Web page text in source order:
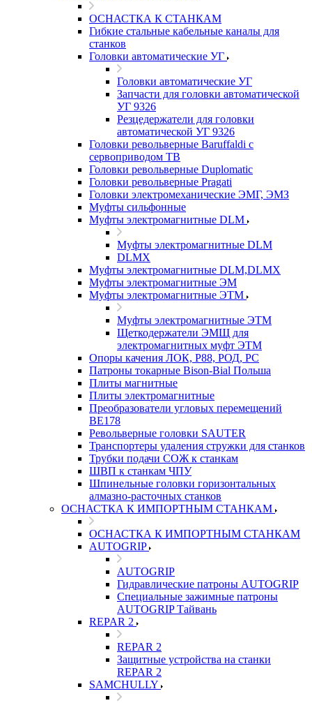
ОСНАСТКА К СТАНКАМ
Гибкие стальные кабельные каналы для
станков
Головки автоматические УГ
Головки автоматические УГ
Запчасти для головки автоматической
УГ 9326
Резцедержатели для головки
автоматической УГ 9326
Головки револьверные Baruffaldi с
сервоприводом ТВ
Головки револьверные Duplomatic
Головки револьверные Pragati
Головки электромеханические ЭМГ, ЭМЗ
Муфты сильфонные
Муфты электромагнитные DLM
Муфты электромагнитные DLM
DLMX
Муфты электромагнитные DLM,DLMX
Муфты электромагнитные ЭМ
Муфты электромагнитные ЭТМ
Муфты электромагнитные ЭТМ
Щеткодержатели ЭМЩ для
электромагнитных муфт ЭТМ
Опоры качения ЛОК, Р88, РОД, РС
Патроны токарные Bison-Bial Польша
Плиты магнитные
Плиты электромагнитные
Преобразователи угловых перемещений
ВЕ178
Револьверные головки SAUTER
Транспортеры удаления стружки для станков
Трубки подачи СОЖ к станкам
ШВП к станкам ЧПУ
Шпинельные головки горизонтальных
алмазно-расточных станков
ОСНАСТКА К ИМПОРТНЫМ СТАНКАМ
ОСНАСТКА К ИМПОРТНЫМ СТАНКАМ
AUTOGRIP
AUTOGRIP
Гидравлические патроны AUTOGRIP
Специальные зажимные патроны
AUTOGRIP Тайвань
REPAR 2
REPAR 2
Защитные устройства на станки
REPAR 2
SAMCHULLY